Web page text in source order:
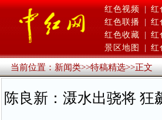
红色视频 | 红
红色联播
红
红色收藏
红
景区地图
红
当前位置：新闻类>>特稿精选>>正文
陈良新：滠水出骁将